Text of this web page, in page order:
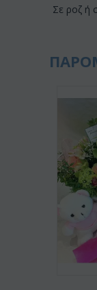
Σε ροζ ή